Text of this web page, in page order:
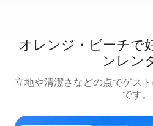
オレンジ・ビーチで
ンレン
立地や清潔さなどの点でゲス
です。